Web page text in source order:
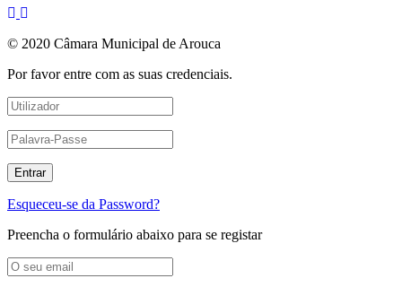
© 2020 Câmara Municipal de Arouca
Por favor entre com as suas credenciais.
Esqueceu-se da Password?
Preencha o formulário abaixo para se registar